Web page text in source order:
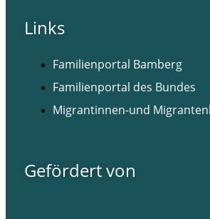
Links
Familienportal Bamberg
Familienportal des Bundes
Migrantinnen-und
Gefördert von